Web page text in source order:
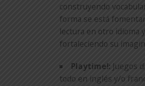
construyendo
forma se está
lectura en otro idioma y
fortaleciendo su
Playtime!: Juegos
todo en inglés y/o